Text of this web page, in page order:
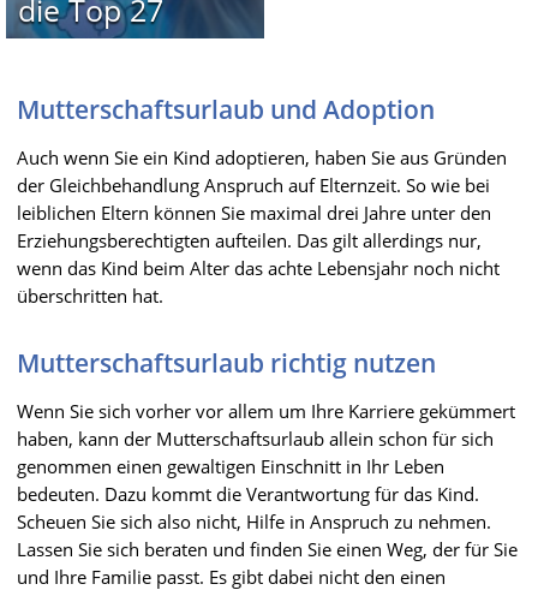
die Top 27
Mutterschaftsurlaub und Adoption
Auch wenn Sie ein Kind adoptieren, haben Sie aus Gründen
der Gleichbehandlung Anspruch auf Elternzeit. So wie bei
leiblichen Eltern können Sie maximal drei Jahre unter den
Erziehungsberechtigten aufteilen. Das gilt allerdings nur,
wenn das Kind beim Alter das achte Lebensjahr noch nicht
überschritten hat.
Mutterschaftsurlaub richtig nutzen
Wenn Sie sich vorher vor allem um Ihre Karriere gekümmert
haben, kann der Mutterschaftsurlaub allein schon für sich
genommen einen gewaltigen Einschnitt in Ihr Leben
bedeuten. Dazu kommt die Verantwortung für das Kind.
Scheuen Sie sich also nicht, Hilfe in Anspruch zu nehmen.
Lassen Sie sich beraten und finden Sie einen Weg, der für Sie
und Ihre Familie passt. Es gibt dabei nicht den einen